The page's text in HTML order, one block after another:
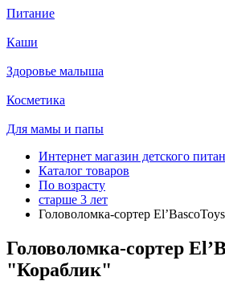
Питание
Каши
Здоровье малыша
Косметика
Для мамы и папы
Интернет магазин детского
Каталог товаров
По возрасту
старше 3 лет
Головоломка-сортер
Головоломка-сортер
"Кораблик"